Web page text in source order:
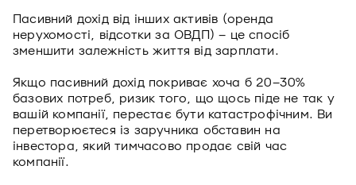
Пасивний дохід від інших активів (оренда
нерухомості, відсотки за ОВДП) – це спосіб
зменшити залежність життя від зарплати.
Якщо пасивний дохід покриває хоча б 20–30%
базових потреб, ризик того, що щось піде не так у
вашій компанії, перестає бути катастрофічним. Ви
перетворюєтеся із заручника обставин на
інвестора, який тимчасово продає свій час
компанії.